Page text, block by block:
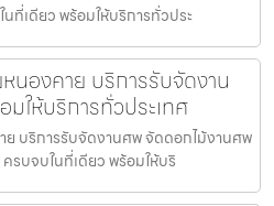
ที่เดียว พร้อมให้บริการทั่วประ
นองคาย บริการรับจัดงาน
ให้บริการทั่วประเทศ
ย บริการรับจัดงานศพ จัดดอกไม้งานศพ
รบจบในที่เดียว พร้อมให้บริ